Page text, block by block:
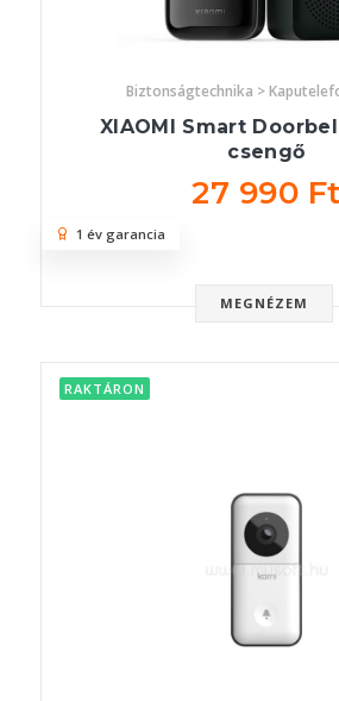
Biztonságtechnika >
XIAOMI Smart
csengő
27 990 Ft
MEGNÉZEM
1 év garancia
RAKTÁRON